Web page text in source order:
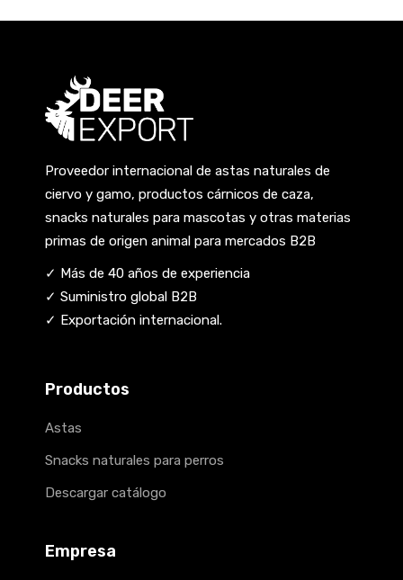
Proveedor internacional de astas naturales de
ciervo y gamo, productos cárnicos de caza,
snacks naturales para mascotas y otras materias
primas de origen animal para mercados B2B
✓ Más de 40 años de experiencia
✓ Suministro global B2B
✓ Exportación internacional.
Productos
Astas
Snacks naturales para perros
Descargar catálogo
Empresa